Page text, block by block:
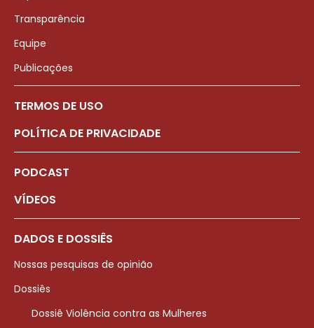
Transparência
Equipe
Publicações
TERMOS DE USO
POLÍTICA DE PRIVACIDADE
PODCAST
VÍDEOS
DADOS E DOSSIÊS
Nossas pesquisas de opinião
Dossiês
Dossiê Violência contra as Mulheres